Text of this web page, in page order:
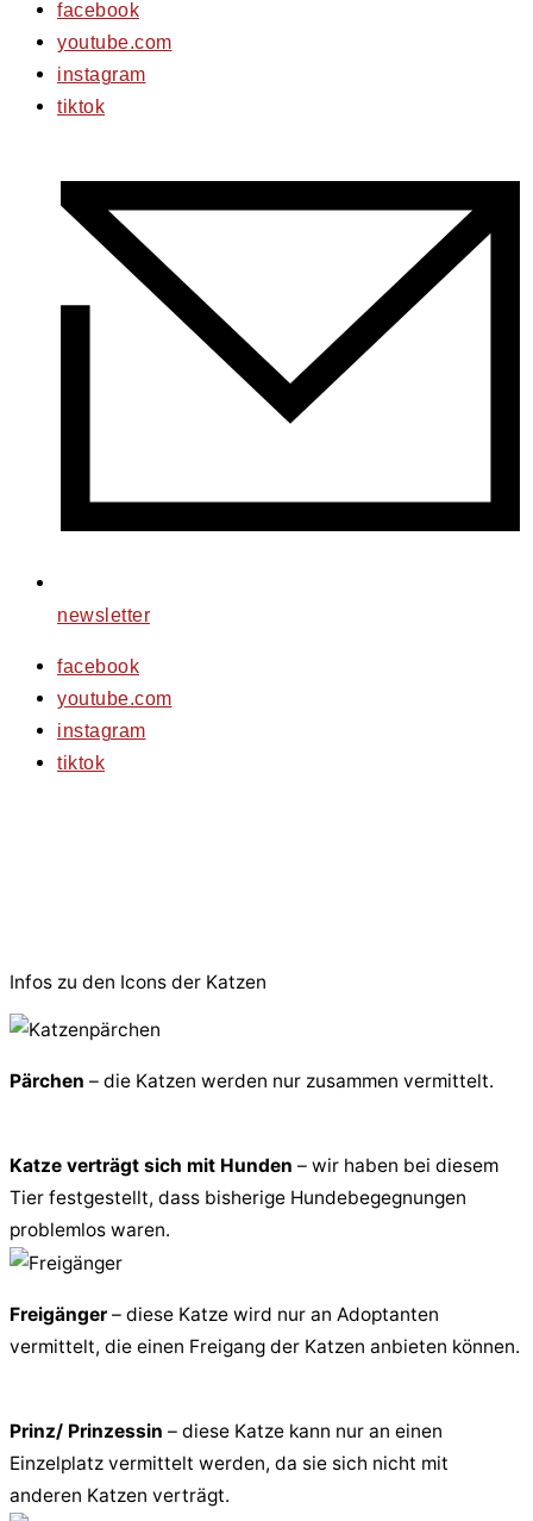
facebook
youtube.com
instagram
tiktok
newsletter
facebook
youtube.com
instagram
tiktok
Infos zu den Icons der Katzen
Pärchen – die Katzen werden nur zusammen vermittelt.
Katze verträgt sich mit Hunden – wir haben bei diesem
Tier festgestellt, dass bisherige Hundebegegnungen
problemlos waren.
Freigänger – diese Katze wird nur an Adoptanten
vermittelt, die einen Freigang der Katzen anbieten können.
Prinz/ Prinzessin – diese Katze kann nur an einen
Einzelplatz vermittelt werden, da sie sich nicht mit
anderen Katzen verträgt.